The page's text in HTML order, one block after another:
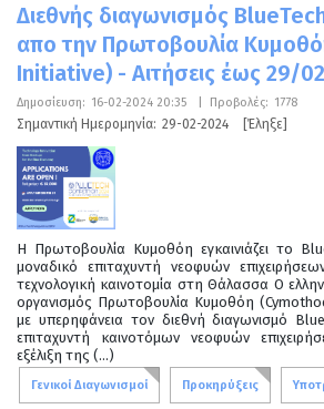
Διεθνής διαγωνισμός
απο την Πρωτοβουλία
Initiative) - Αιτήσεις έως 29/
Δημοσίευση: 16-02-2024 20:35 Προβολές: 1778
Σημαντική Ημερομηνία: 29-02-2024 [Έληξε]
Η Πρωτοβουλία Κυμοθόη εγκαινιάζει το
μοναδικό επιταχυντή νεοφυών
τεχνολογική καινοτομία στη Θάλασσα Ο
οργανισμός Πρωτοβουλία Κυμοθόη
με υπερηφάνεια τον διεθνή διαγωνισμό
επιταχυντή καινοτόμων νεοφυών
εξέλιξη της (...)
Γενικοί Διαγωνισμοί Προκηρύξεις